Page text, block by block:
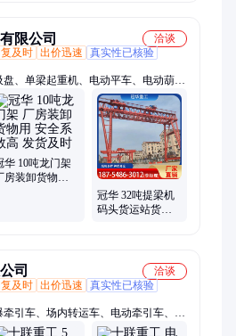
限公司
洽谈
复及时 出价迅速
真实性已核验
盘、单梁起重机、电动平车、电动葫
吊、双梁起重机、欧式起重机
华 10吨龙门架
房装卸货物用
冠华 32吨提梁机
码头货运站货物
司
洽谈
及时 出价迅速
真实性已核验
引车、场内转运车、电动牵引车、电
车、电动有轨平车、电动搬运车、蓄